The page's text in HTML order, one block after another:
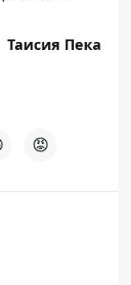
Таисия Пека
😡